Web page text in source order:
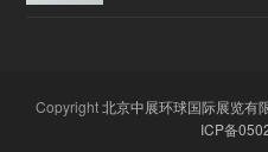
Copyright北京中展环球国际展览有
ICP备